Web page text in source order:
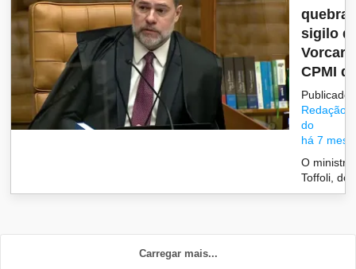
quebra
sigilo
CPMI
Publicado
Redação/
do
há 7
O ministro
Toffoli, do
Carregar mais...